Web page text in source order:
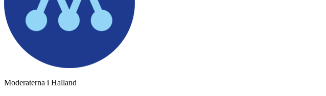
Moderaterna i Halland